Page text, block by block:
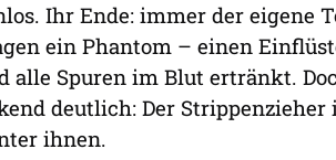
Ihr Ende: immer der eigene
ein Phantom – einen
alle Spuren im Blut ertränkt.
deutlich: Der
ihnen.